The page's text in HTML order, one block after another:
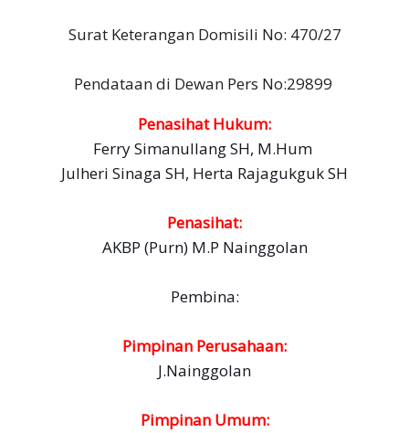
Surat Keterangan Domisili No: 470/27
Pendataan di Dewan Pers No:29899
Penasihat Hukum:
Ferry Simanullang SH, M.Hum
Julheri Sinaga SH, Herta Rajagukguk SH
Penasihat:
AKBP (Purn) M.P Nainggolan
Pembina:
Pimpinan Perusahaan:
J.Nainggolan
Pimpinan Umum: